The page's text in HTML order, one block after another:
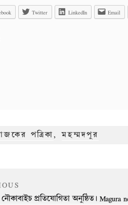
Twitter LinkedIn Email
পত্রিকা,মহম্মদপুর
প্রতিযোগিতা অনুষ্ঠিত। Magura